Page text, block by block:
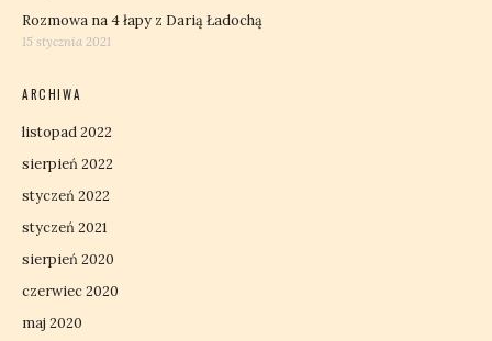
Rozmowa na 4 łapy z Darią Ładochą
15 stycznia 2021
ARCHIWA
listopad 2022
sierpień 2022
styczeń 2022
styczeń 2021
sierpień 2020
czerwiec 2020
maj 2020